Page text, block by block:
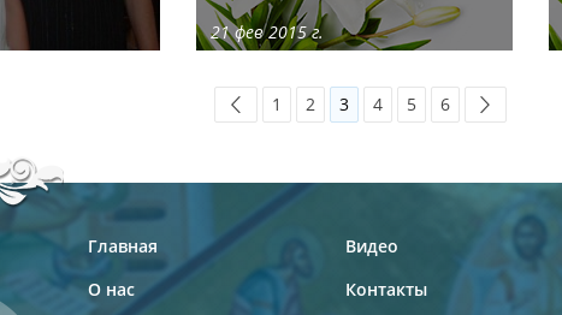
21 фев 2015 г.
1 2 3 4 5 6
Главная
О нас
Видео
Контакты